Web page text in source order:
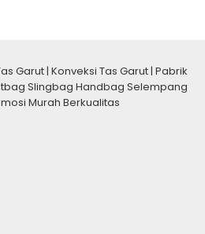
Garut | Konveksi Tas Garut | Pabrik
Slingbag Handbag Selempang
Murah Berkualitas